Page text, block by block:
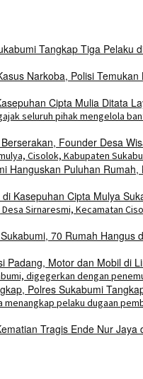
Tangkap Tiga Pelaku
Narkoba, Polisi
Cipta Mulia Ditata
Founder Desa
Hanguskan Puluhan
Kasepuhan Cipta Mulya
70 Rumah Hangus
Padang, Motor dan Mobil di
Polres Sukabumi
Tragis Ende Nur Jaya